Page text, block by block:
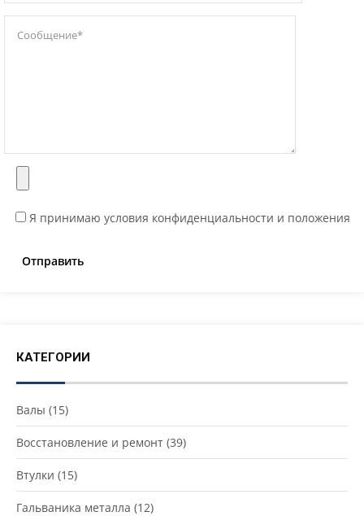
Я принимаю условия конфиденциальности и положения
КАТЕГОРИИ
Валы (15)
Восстановление и ремонт (39)
Втулки (15)
Гальваника металла (12)